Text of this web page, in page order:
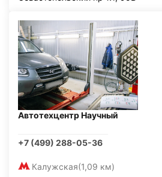
Автотехцентр Научный
+7 (499) 288-05-36
Калужская(1,09 км)